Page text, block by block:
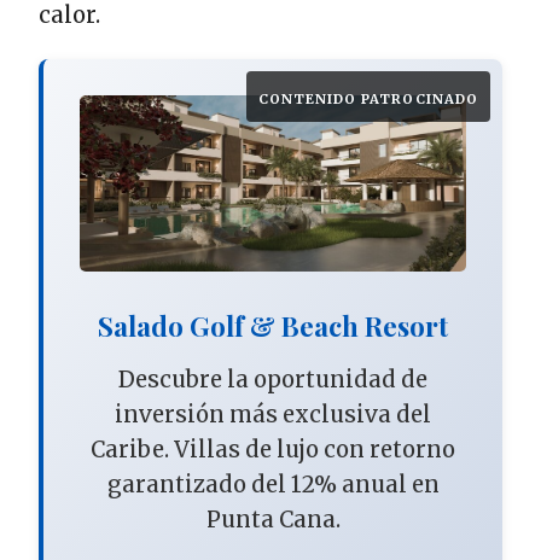
calor.
CONTENIDO PATROCINADO
Salado Golf & Beach Resort
Descubre la oportunidad de
inversión más exclusiva del
Caribe. Villas de lujo con retorno
garantizado del 12% anual en
Punta Cana.